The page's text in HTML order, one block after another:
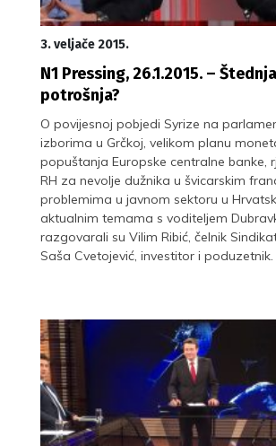
3. veljače 2015.
N1 Pressing, 26.1.2015. –
potrošnja?
O povijesnoj pobjedi Syrize na
izborima u Grčkoj, velikom planu
popuštanja Europske centralne banke,
RH za nevolje dužnika u švicarskim
problemima u javnom sektoru u
aktualnim temama s voditeljem
razgovarali su Vilim Ribić, čelnik
Saša Cvetojević, investitor i poduzetnik.